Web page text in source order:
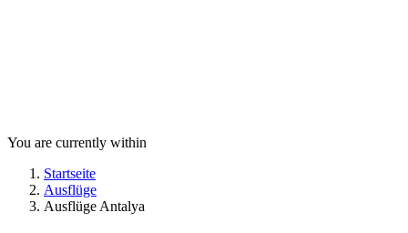
You are currently within
Startseite
Ausflüge
Ausflüge Antalya